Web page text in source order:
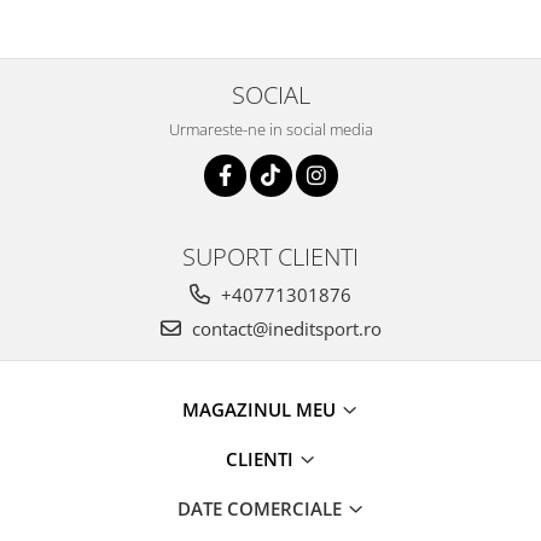
SOCIAL
Urmareste-ne in social media
SUPORT CLIENTI
+40771301876
contact@ineditsport.ro
MAGAZINUL MEU
CLIENTI
DATE COMERCIALE